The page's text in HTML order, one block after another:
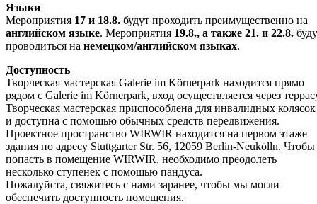
Языки
Мероприятия 17 и 18.8. будут проходить преимущественно на
английском языке. Мероприятия 19.8., а также 21. и 22.8.
проводиться на немецком/английском языках.
Доступность
Творческая мастерская Galerie im Körnerpark находится прямо
рядом с Galerie im Körnerpark, вход осуществляется через
Творческая мастерская приспособлена для инвалидных колясок
и доступна с помощью обычных средств передвижения.
Проектное пространство WIRWIR находится на первом этаже
здания по адресу Stuttgarter Str. 56, 12059 Berlin-Neukölln. Чтобы
попасть в помещение WIRWIR, необходимо преодолеть
несколько ступенек с помощью пандуса.
Пожалуйста, свяжитесь с нами заранее, чтобы мы могли
обеспечить доступность помещения.